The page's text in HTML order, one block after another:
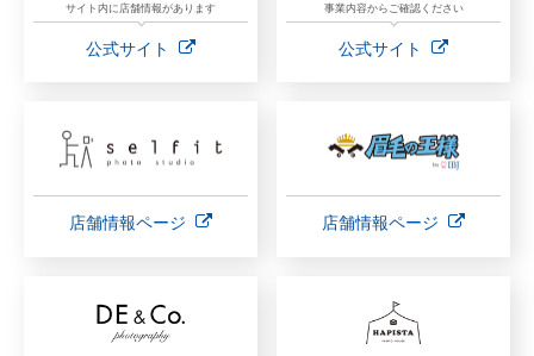
サイト内に店舗情報があります
公式サイト
事業内容からご確認ください
公式サイト
店舗情報ページ 店舗情報ページ